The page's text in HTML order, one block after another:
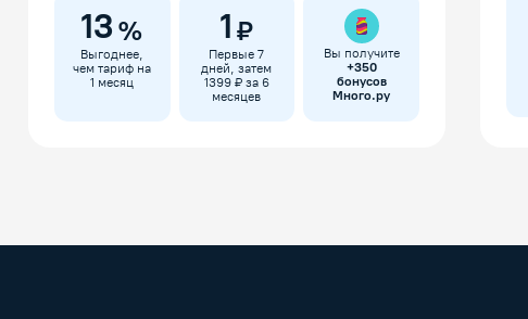
13 %
Выгоднее,
чем тариф на
1 месяц
1 ₽
Первые 7
дней, затем
1399 ₽ за 6
месяцев
Вы получите
+350
бонусов
Много.ру